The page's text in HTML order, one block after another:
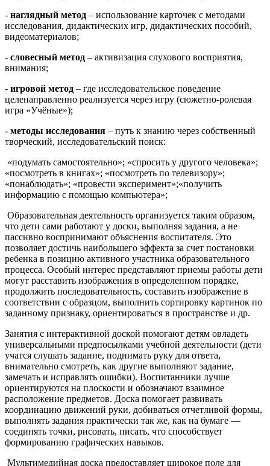
- наглядный метод – использование карточек с методами
исследования, дидактических игр, дидактических пособий,
видеоматериалов;
- словесный метод – активизация слухового восприятия,
внимания;
- игровой метод – где исследовательское поведение
целенаправленно реализуется через игру (сюжетно-ролевая
игра «Учёные»);
- методы исследования – путь к знанию через собственный
творческий, исследовательский поиск:
«подумать самостоятельно»; «спросить у другого человека»;
«посмотреть в книгах»; «посмотреть по телевизору»;
«понаблюдать»; «провести эксперимент»;«получить
информацию с помощью компьютера»;
Образовательная деятельность организуется таким образом,
что дети сами работают у доски, выполняя задания, а не
пассивно воспринимают объяснения воспитателя. Это
позволяет достичь наибольшего эффекта за счет постановки
ребенка в позицию активного участника образовательного
процесса. Особый интерес представляют приемы работы дети
могут расставить изображения в определенном порядке,
продолжить последовательность, составить изображение в
соответствии с образцом, выполнить сортировку картинок по
заданному признаку, ориентироваться в пространстве и др.
Занятия с интерактивной доской помогают детям овладеть
универсальными предпосылками учебной деятельности (дети
учатся слушать задание, поднимать руку для ответа,
внимательно смотреть, как другие выполняют задание,
замечать и исправлять ошибки). Воспитанники лучше
ориентируются на плоскости и обозначают взаимное
расположение предметов. Доска помогает развивать
координацию движений руки, добиваться отчетливой формы,
выполнять задания практически так же, как на бумаге —
соединять точки, рисовать, писать, что способствует
формированию графических навыков.
Мультимедийная доска предоставляет широкое поле для